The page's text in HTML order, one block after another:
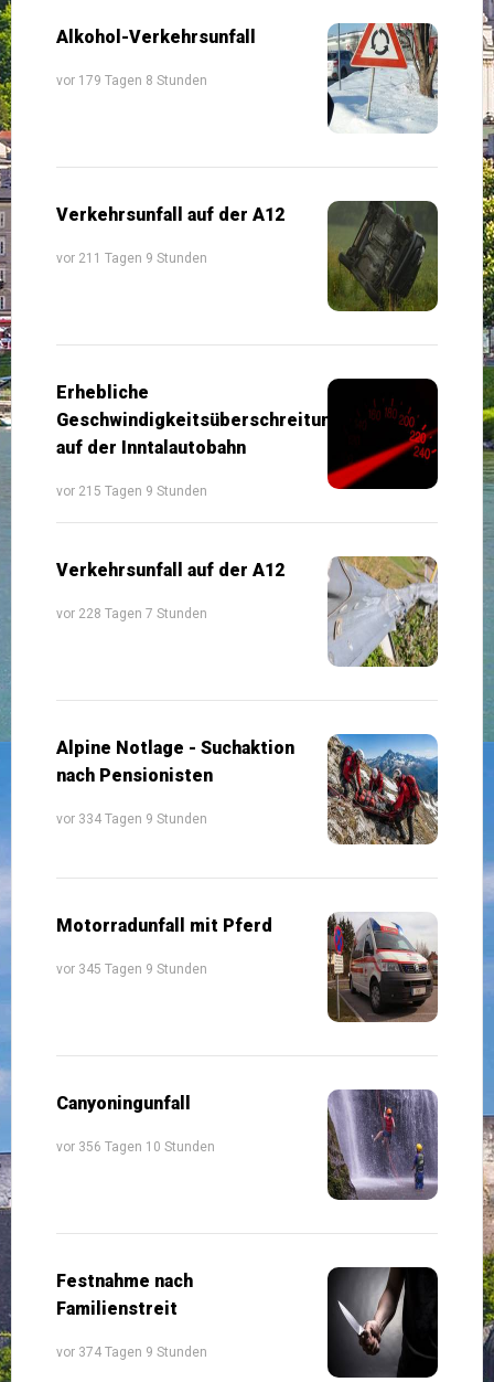
Alkohol-Verkehrsunfall
vor 179 Tagen 8 Stunden
Verkehrsunfall auf der A12
vor 211 Tagen 9 Stunden
Erhebliche
Geschwindigkeitsüberschreitung
auf der Inntalautobahn
vor 215 Tagen 9 Stunden
Verkehrsunfall auf der A12
vor 228 Tagen 7 Stunden
Alpine Notlage - Suchaktion
nach Pensionisten
vor 334 Tagen 9 Stunden
Motorradunfall mit Pferd
vor 345 Tagen 9 Stunden
Canyoningunfall
vor 356 Tagen 10 Stunden
Festnahme nach
Familienstreit
vor 374 Tagen 9 Stunden